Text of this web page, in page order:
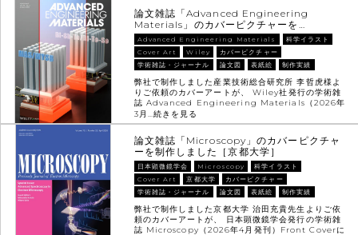
論文雑誌「Advanced Engineering
Materials」のカバーピクチャーを…
Advanced Engineering Materials
科学イラスト
Cover Art
Wiley
カバーピクチャー
学術雑誌・ジャーナル
論文図 表紙絵 制作実績
弊社で制作しました産業技術総合研究所 李哲虎様よ
りご依頼のカバーアートが、 Wiley社発行の学術雑
誌 Advanced Engineering Materials（2026年
3月…続きを見る
論文雑誌「Microscopy」のカバーピクチャ
ーを制作しました［京都大学］
日本顕微鏡学会 Microscopy
科学イラスト
Cover Art
京都大学
カバーピクチャー
学術雑誌・ジャーナル
論文図 表紙絵 制作実績
弊社で制作しました京都大学 治田充貴先生よりご依
頼のカバーアートが、 日本顕微鏡学会発行の学術雑
誌 Microscopy（2026年4月発刊）Front Coverに